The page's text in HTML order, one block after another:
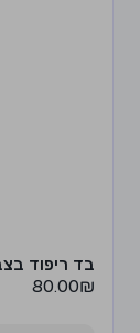
בד ריפוד
80.00₪